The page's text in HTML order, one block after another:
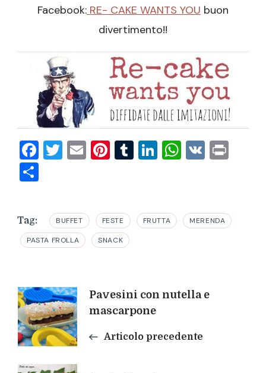
Facebook: RE- CAKE WANTS YOU buon
divertimento!!
Facebook
Twitter
EmailPinterest
Tumblr
LinkedIn
VK
Tag: BUFFET FESTE FRUTTA MERENDA
PASTA FROLLA SNACK
Navigazione
articoli
Pavesini con nutella e
mascarpone
Articolo precedente